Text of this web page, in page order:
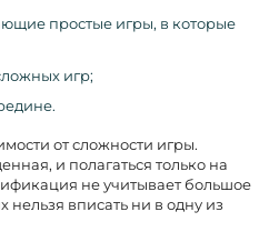
простые игры, в которые
игр;
от сложности игры.
и полагаться только на
не учитывает большое
нельзя вписать ни в одну из